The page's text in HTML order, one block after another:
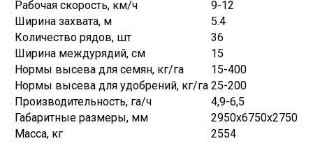
Рабочая скорость, км/ч
9-12
Ширина захвата, м
5.4
Количество рядов, шт
36
Ширина междурядий, см
15
Нормы высева для семян, кг/га
15-400
Нормы высева для удобрений, кг/га 25-200
Производительность, га/ч
4,9-6,5
Габаритные размеры, мм
2950х6750х2750
Масса, кг
2554